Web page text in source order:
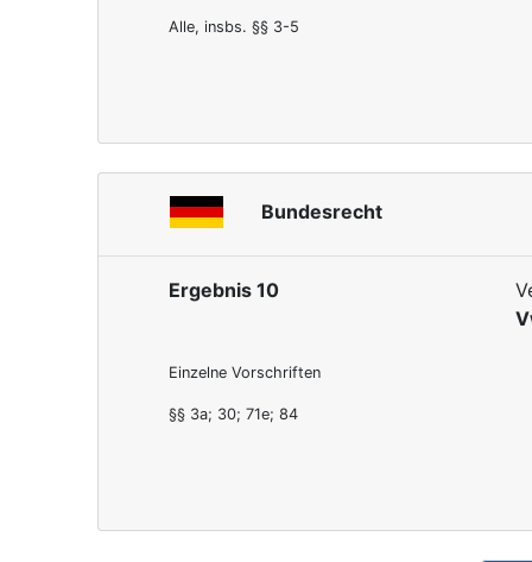
Alle, insbs. §§ 3-5
Bundesrecht
Ergebnis 10
Einzelne Vorschriften
§§ 3a; 30; 71e; 84